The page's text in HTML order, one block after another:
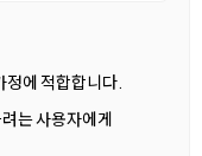
에 적합합니다.
는 사용자에게